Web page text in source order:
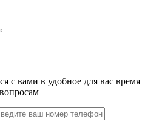
с вами в удобное для вас время